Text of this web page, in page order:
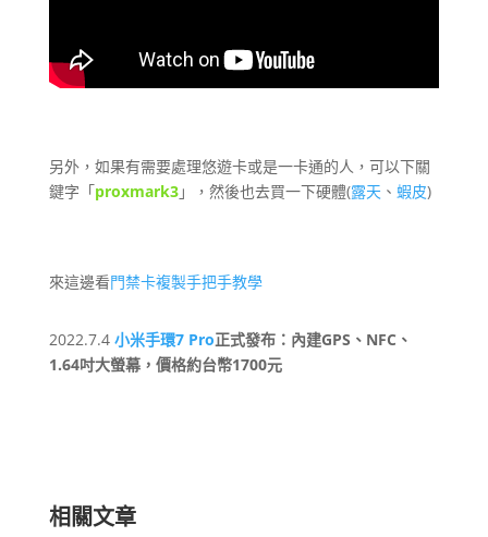
另外，如果有需要處理悠遊卡或是一卡通的人，可以下關
鍵字「proxmark3」，然後也去買一下硬體(露天、 蝦皮)
來這邊看門禁卡複製手把手教學
2022.7.4 小米手環7 Pro正式發布：內建GPS、NFC、
1.64吋大螢幕，價格約台幣1700元
相關文章